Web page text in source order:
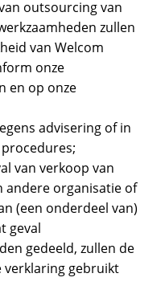
outsourcing van
zullen
van Welcom
onze
en op onze
advisering of in
van verkoop van
andere organisatie of
(een onderdeel van)
geval
gedeeld, zullen de
verklaring gebruikt